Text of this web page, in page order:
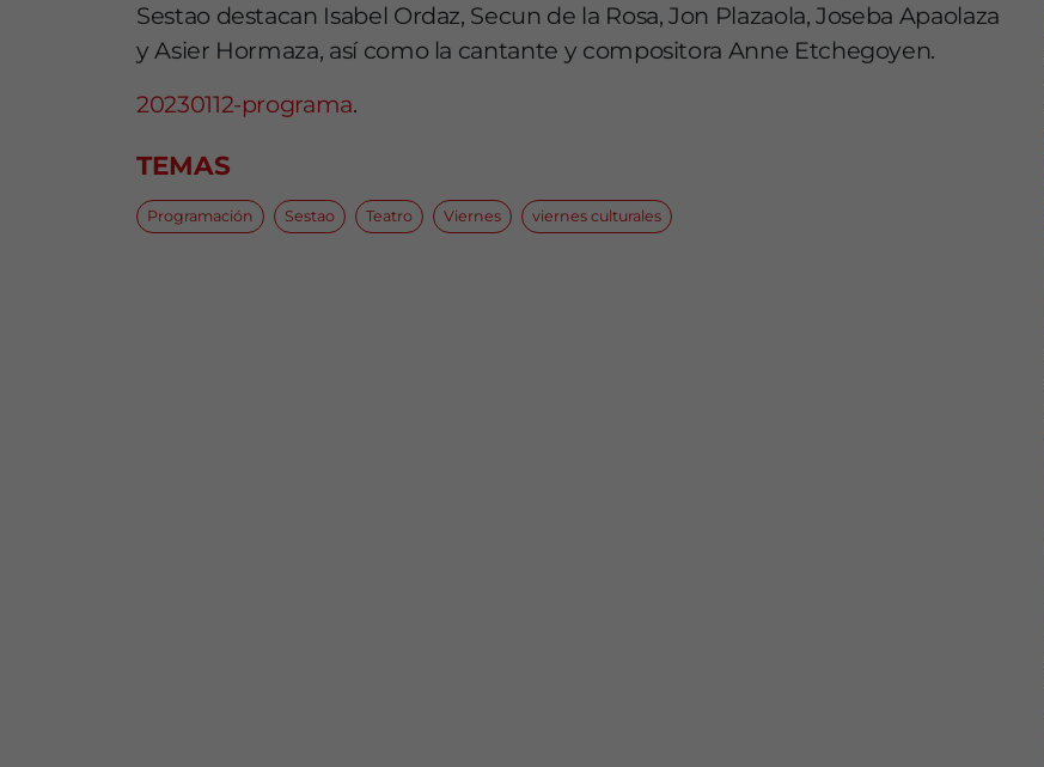
Sestao destacan Isabel Ordaz, Secun de la Rosa, Jon Plazaola, Joseba Apaolaza
y Asier Hormaza, así como la cantante y compositora Anne Etchegoyen.
20230112-programa.
TEMAS
Programación Sestao Teatro Viernes viernes culturales